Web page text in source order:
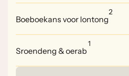
Boeboekans voor lontong
2
Sroendeng & oerab
1